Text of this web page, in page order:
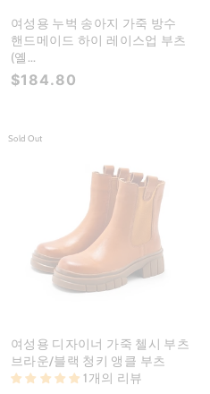
여성용 누벅 송아지 가죽 방수
핸드메이드 하이 레이스업 부츠
(옐...
$184.80
Sold Out
여성용 디자이너 가죽 첼시 부츠
브라운/블랙 청키 앵클 부츠
1개의 리뷰